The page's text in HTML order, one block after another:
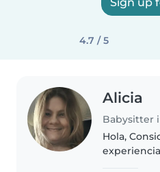
4.7 / 5
Alicia
Babysitter
Hola,